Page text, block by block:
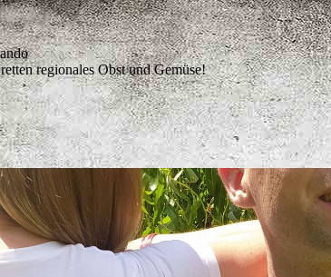
regionales Obst und Gemüse!